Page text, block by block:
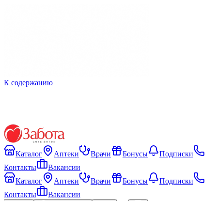
К содержанию
Каталог Аптеки Врачи Бонусы
Подписки
Контакты
Вакансии
Каталог
Аптеки Врачи Бонусы
Подписки
Контакты
Вакансии